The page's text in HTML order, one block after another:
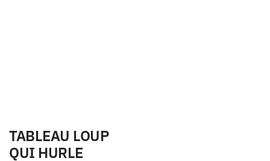
TABLEAU LOUP
QUI HURLE